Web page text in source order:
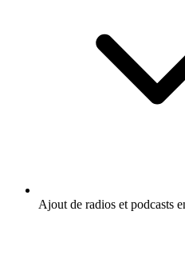
Ajout de radios et podcasts